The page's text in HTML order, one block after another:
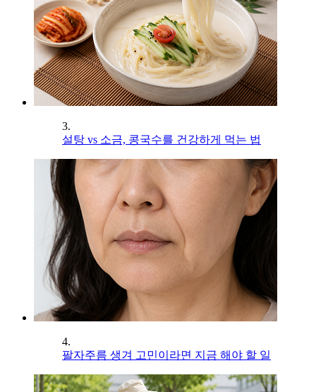
3.
설탕 vs 소금, 콩국수를 건강하게 먹는 법
4.
팔자주름 생겨 고민이라면 지금 해야 할 일